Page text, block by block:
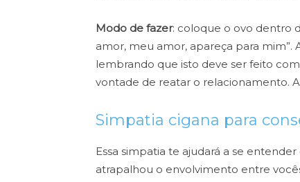
Modo de fazer: coloque o ovo dentro
amor, meu amor, apareça para mim”.
lembrando que isto deve ser feito
vontade de reatar o relacionamento.
Simpatia cigana para
Essa simpatia te ajudará a se
atrapalhou o envolvimento entre